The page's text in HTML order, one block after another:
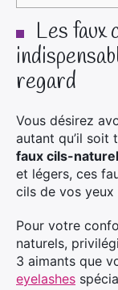
Les
regard
Vous désirez
autant qu’il soit
faux cils-
et légers, ces
cils de vos
Pour votre
naturels,
3 aimants que
eyelashes